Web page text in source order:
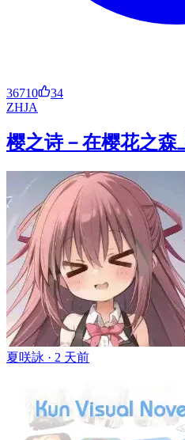
36710
34
ZHJA
樱之诗－在樱花之森
夏咲詠 · 2 天前